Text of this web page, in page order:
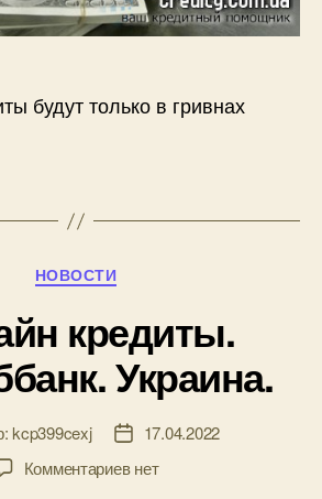
будут только в гривнах
Рубрики
НОВОСТИ
кредиты.
Украина.
kcp399cexj
Дата17.04.2022
Комментариевк
нет